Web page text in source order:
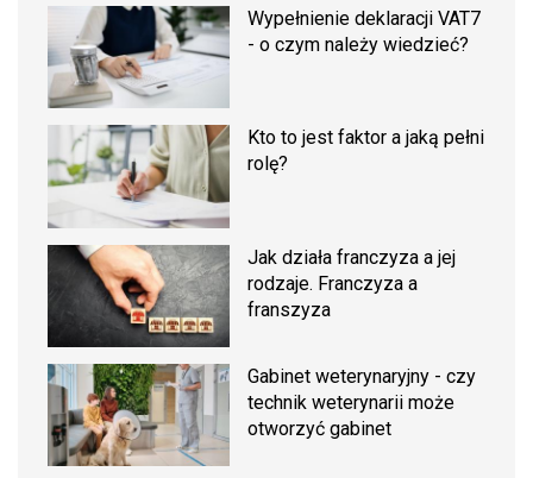
Wypełnienie deklaracji VAT7
- o czym należy wiedzieć?
Kto to jest faktor a jaką pełni
rolę?
Jak działa franczyza a jej
rodzaje. Franczyza a
franszyza
Gabinet weterynaryjny - czy
technik weterynarii może
otworzyć gabinet